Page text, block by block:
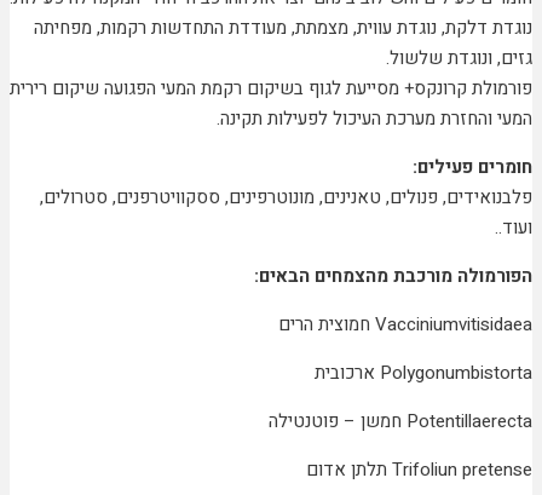
נוגדת דלקת, נוגדת עווית, מצמתת, מעודדת התחדשות רקמות, מפחיתה
גזים, ונוגדת שלשול.
פורמולת קרונקס+ מסייעת לגוף בשיקום רקמת המעי הפגועה שיקום רירית
המעי והחזרת מערכת העיכול לפעילות תקינה.
חומרים פעילים:
פלבנואידים, פנולים, טאנינים, מונוטרפינים, ססקוויטרפנים, סטרולים,
ועוד..
הפורמולה מורכבת מהצמחים הבאים:
Vacciniumvitisidaea חמוצית הרים
Polygonumbistorta ארכובית
Potentillaerecta חמשן – פוטנטילה
Trifoliun pretense תלתן אדום